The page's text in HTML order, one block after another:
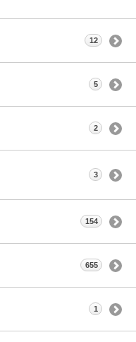
12
5
2
3
154
655
1